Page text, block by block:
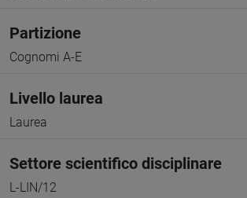
Partizione
Cognomi A-E
Livello laurea
Laurea
Settore scientifico disciplinare
L-LIN/12